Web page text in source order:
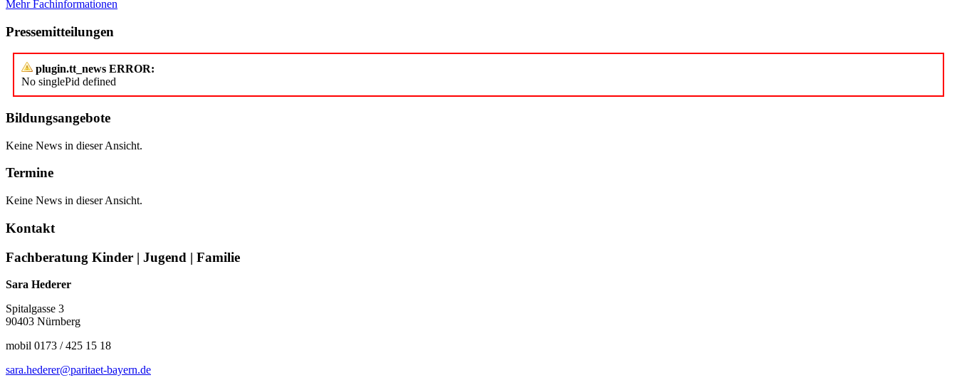
Mehr Fachinformationen
Pressemitteilungen
plugin.tt_news ERROR:
No singlePid defined
Bildungsangebote
Keine News in dieser Ansicht.
Termine
Keine News in dieser Ansicht.
Kontakt
Fachberatung Kinder | Jugend | Familie
Sara Hederer
Spitalgasse 3
90403 Nürnberg
mobil 0173 / 425 15 18
sara.hederer@paritaet-bayern.de